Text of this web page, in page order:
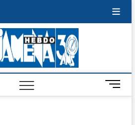
M
e